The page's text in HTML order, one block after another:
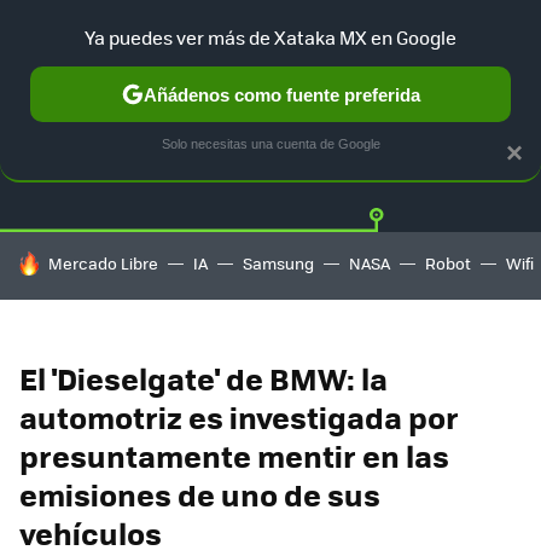
TESLA UBER AUTO ELECTRICO Twitter
HOY SE HABLA DE
Mercado Libre IA Samsung NASA Robot Wifi
El 'Dieselgate' de BMW: la
automotriz es investigada por
presuntamente mentir en las
emisiones de uno de sus
vehículos
×
Ya puedes ver más de Xataka MX en Google
Añádenos como fuente preferida
Solo necesitas una cuenta de Google